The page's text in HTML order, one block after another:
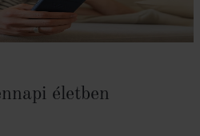
életben